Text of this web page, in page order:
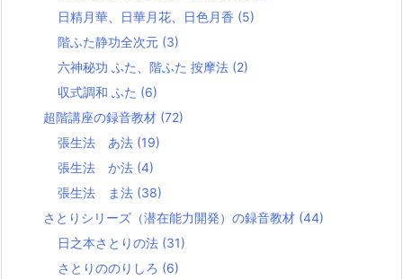
日精月華、日華月花、日色月香 (5)
階ふた静功全次元 (3)
六神秘功 ふた、階ふた 按摩法 (2)
収式調和 ふた (6)
超階講座の録音教材 (72)
張生法 あ法 (19)
張生法 か法 (4)
張生法 ま法 (38)
さとりシリーズ（潜在能力開発）の録音教材 (44)
日之本さとりの法 (31)
さとりののりしろ (6)